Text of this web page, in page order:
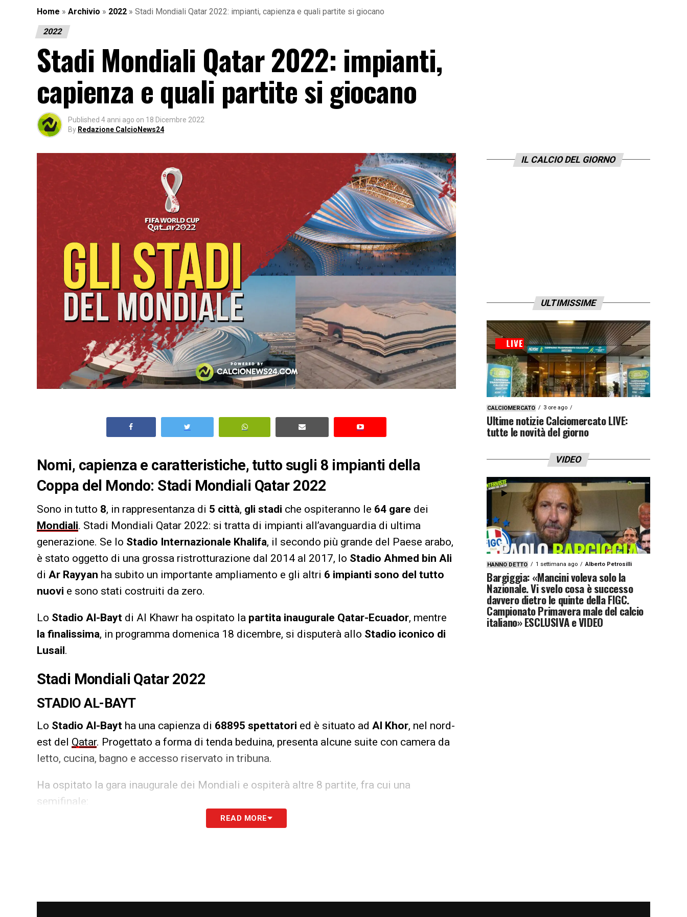
Home » Archivio » 2022 » Stadi Mondiali Qatar 2022: impianti, capienza e quali partite si giocano
2022
Stadi Mondiali Qatar 2022: impianti,
capienza e quali partite si giocano
Published 4 anni ago on 18 Dicembre 2022
By Redazione CalcioNews24
Nomi, capienza e caratteristiche, tutto sugli 8 impianti della
Coppa del Mondo: Stadi Mondiali Qatar 2022
Sono in tutto 8, in rappresentanza di 5 città, gli stadi che ospiteranno le 64 gare dei
Mondiali. Stadi Mondiali Qatar 2022: si tratta di impianti all’avanguardia di ultima
generazione. Se lo Stadio Internazionale Khalifa, il secondo più grande del Paese arabo,
è stato oggetto di una grossa ristrotturazione dal 2014 al 2017, lo Stadio Ahmed bin Ali
di Ar Rayyan ha subito un importante ampliamento e gli altri 6 impianti sono del tutto
nuovi e sono stati costruiti da zero.
Lo Stadio Al-Bayt di Al Khawr ha ospitato la partita inaugurale Qatar-Ecuador, mentre
la finalissima, in programma domenica 18 dicembre, si disputerà allo Stadio iconico di
Lusail.
Stadi Mondiali Qatar 2022
STADIO AL-BAYT
Lo Stadio Al-Bayt ha una capienza di 68895 spettatori ed è situato ad Al Khor, nel nord-
est del Qatar. Progettato a forma di tenda beduina, presenta alcune suite con camera da
letto, cucina, bagno e accesso riservato in tribuna.
Ha ospitato la gara inaugurale dei Mondiali e ospiterà altre 8 partite, fra cui una
semifinale:
– Domenica 20 novembre, ore 17.00,QATAR-ECUADOR
READ MORE
IL CALCIO DEL GIORNO
ULTIMISSIME
CALCIOMERCATO 3 ore ago
Ultime notizie Calciomercato LIVE:
tutte le novità del giorno
VIDEO
HANNO DETTO 1 settimana ago Alberto Petrosilli
Bargiggia: «Mancini voleva solo la
Nazionale. Vi svelo cosa è successo
davvero dietro le quinte della FIGC.
Campionato Primavera male del calcio
italiano» ESCLUSIVA e VIDEO